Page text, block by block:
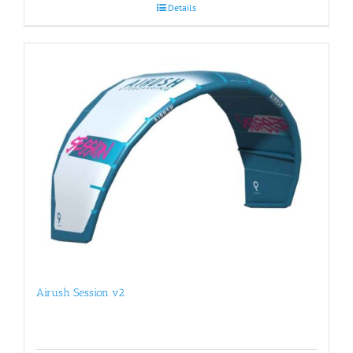
Details
Airush Session v2